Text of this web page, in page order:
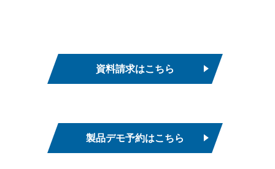
資料請求はこちら
製品デモ予約はこちら